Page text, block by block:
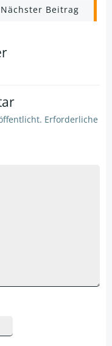
Nächster Beitrag
Erforderliche